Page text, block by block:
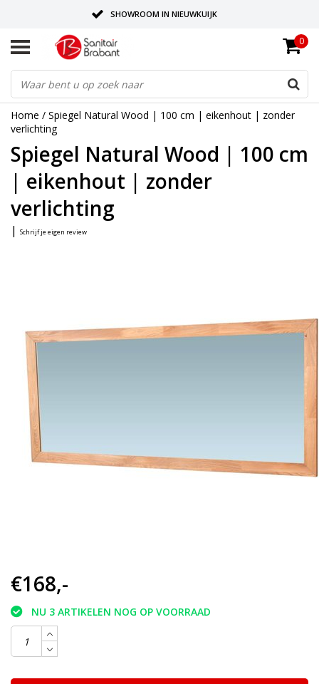
SHOWROOM IN NIEUWKUIJK
BEZORGING OP AFSPRAAK
LEVERING EN REALISATIE ONDER EEN DAK!
0
Home / Spiegel Natural Wood | 100 cm | eikenhout | zonder
verlichting
Spiegel Natural Wood | 100 cm
| eikenhout | zonder
verlichting
| Schrijf je eigen review
€168,-
NU 3 ARTIKELEN NOG OP VOORRAAD